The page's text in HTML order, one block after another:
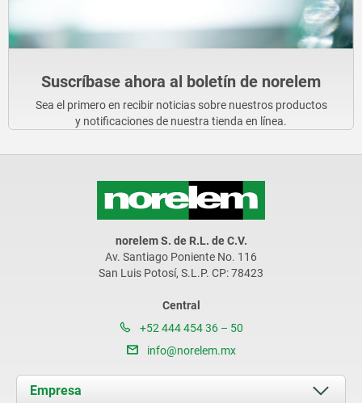
Suscríbase ahora al boletín de norelem
Sea el primero en recibir noticias sobre nuestros productos
y notificaciones de nuestra tienda en línea.
norelem S. de R.L. de C.V.
Av. Santiago Poniente No. 116
San Luis Potosí, S.L.P. CP: 78423
Central
+52 444 454 36 – 50
info@norelem.mx
Empresa